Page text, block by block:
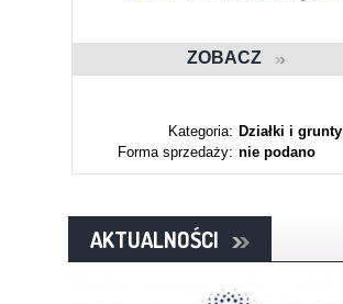
ZOBACZ
Kategoria: Działki i grunty
Forma sprzedaży: nie podano
AKTUALNOŚCI